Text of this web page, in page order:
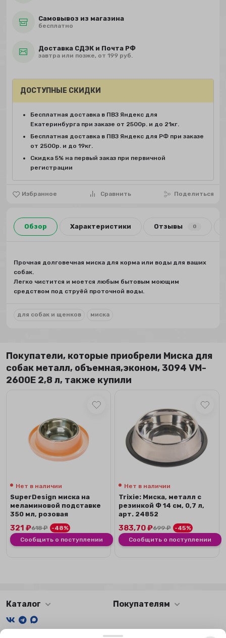
Самовывоз из магазина
бесплатно
Доставка СДЭК и Почта РФ
завтра или позже, от 199 руб.
Избранное Сравнить Поделиться
ДОСТУПНЫЕ СКИДКИ
Бесплатная доставка в ПВЗ Яндекс для
Екатеринбурга при заказе от 2500р. и до 21кг.
Бесплатная доставка в ПВЗ Яндекс для РФ при заказе
от 2500р. и до 19кг.
Скидка 5% на первый заказ при первичной
регистрации
Обзор Характеристики Отзывы 0
Прочная долговечная миска для корма или воды для ваших
собак.
Легко чистится и моется любым бытовым моющим
средством под струёй проточной воды.
для собак и щенков миска
Покупатели, которые приобрели Миска для
собак металл, объемная,эконом, 3094 VM-
2600Е 2,8 л, также купили
Нет в наличии
SuperDesign миска на
меламиновой подставке
350 мл, розовая
321₽618₽
-48%
Сообщить о поступлении
Нет в наличии
Trixie: Миска, металл с
резинкой Ф 14 см, 0,7 л,
арт. 24852
383,70₽699₽
-45%
Сообщить о поступлении
Каталог Покупателям